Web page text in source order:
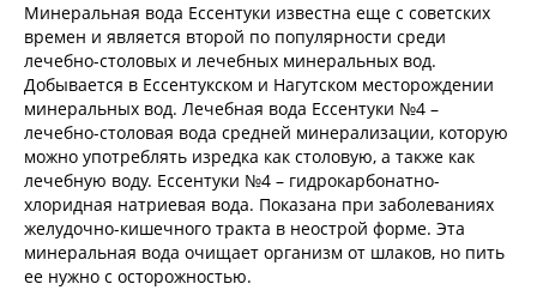
Минеральная вода Ессентуки известна еще с советских
времен и является второй по популярности среди
лечебно-столовых и лечебных минеральных вод.
Добывается в Ессентукском и Нагутском месторождении
минеральных вод. Лечебная вода Ессентуки №4 –
лечебно-столовая вода средней минерализации, которую
можно употреблять изредка как столовую, а также как
лечебную воду. Ессентуки №4 – гидрокарбонатно-
хлоридная натриевая вода. Показана при заболеваниях
желудочно-кишечного тракта в неострой форме. Эта
минеральная вода очищает организм от шлаков, но пить
ее нужно с осторожностью.